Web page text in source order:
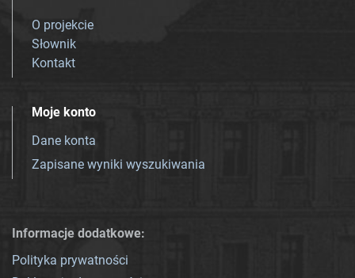
O projekcie
Słownik
Kontakt
Moje konto
Dane konta
Zapisane wyniki wyszukiwania
Informacje dodatkowe:
Polityka prywatności